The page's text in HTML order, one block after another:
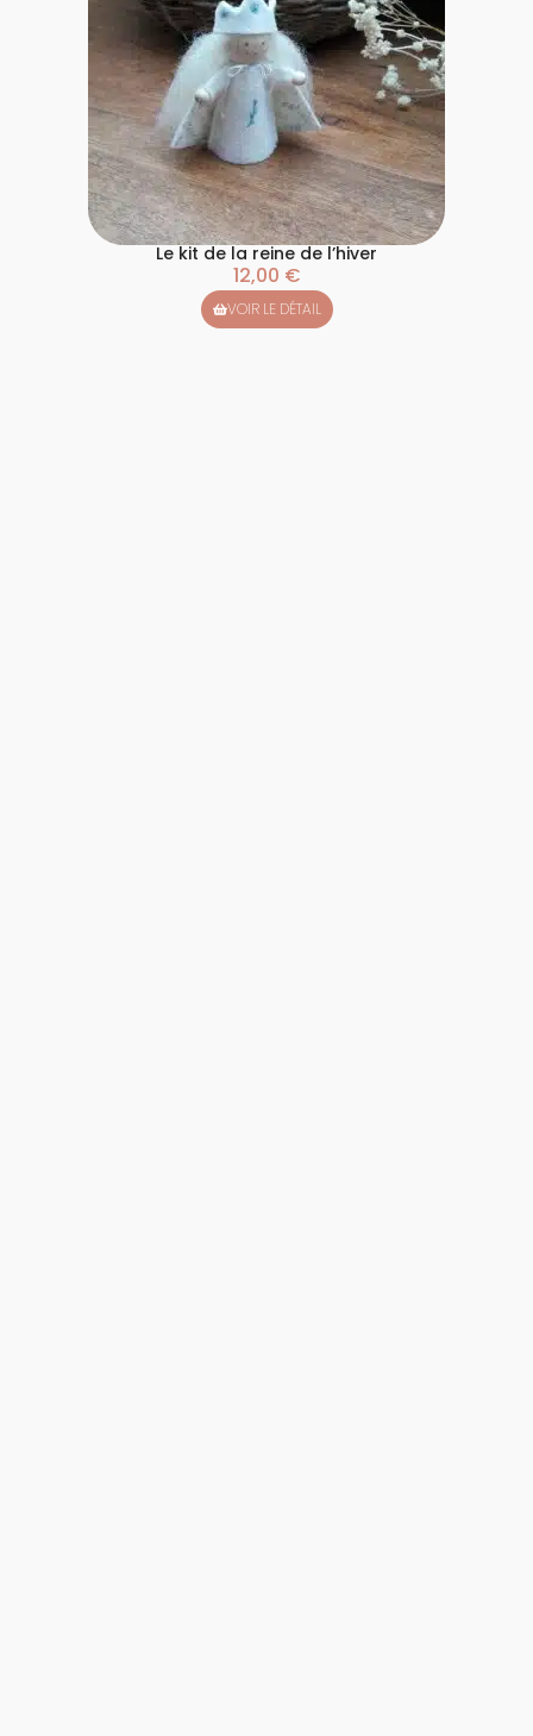
Le kit de la reine de l’hiver
12,00 €
VOIR LE DÉTAIL